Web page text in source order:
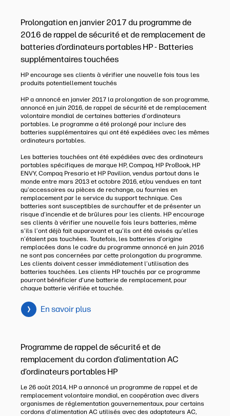
Prolongation en janvier 2017 du programme de
2016 de rappel de sécurité et de remplacement de
batteries d’ordinateurs portables HP - Batteries
supplémentaires touchées
HP encourage ses clients à vérifier une nouvelle fois tous les
produits potentiellement touchés
HP a annoncé en janvier 2017 la prolongation de son programme,
annoncé en juin 2016, de rappel de sécurité et de remplacement
volontaire mondial de certaines batteries d’ordinateurs
portables. Le programme a été prolongé pour inclure des
batteries supplémentaires qui ont été expédiées avec les mêmes
ordinateurs portables.
Les batteries touchées ont été expédiées avec des ordinateurs
portables spécifiques de marque HP, Compaq, HP ProBook, HP
ENVY, Compaq Presario et HP Pavilion, vendus partout dans le
monde entre mars 2013 et octobre 2016, et/ou vendues en tant
qu’accessoires ou pièces de rechange, ou fournies en
remplacement par le service du support technique. Ces
batteries sont susceptibles de surchauffer et de présenter un
risque d’incendie et de brûlures pour les clients. HP encourage
ses clients à vérifier une nouvelle fois leurs batteries, même
s’ils l’ont déjà fait auparavant et qu’ils ont été avisés qu’elles
n’étaient pas touchées. Toutefois, les batteries d’origine
remplacées dans le cadre du programme annoncé en juin 2016
ne sont pas concernées par cette prolongation du programme.
Les clients doivent cesser immédiatement l’utilisation des
batteries touchées. Les clients HP touchés par ce programme
pourront bénéficier d’une batterie de remplacement, pour
chaque batterie vérifiée et touchée.
En savoir plus
Programme de rappel de sécurité et de
remplacement du cordon d’alimentation AC
d’ordinateurs portables HP
Le 26 août 2014, HP a annoncé un programme de rappel et de
remplacement volontaire mondial, en coopération avec divers
organismes de réglementation gouvernementaux, pour certains
cordons d’alimentation AC utilisés avec des adaptateurs AC,